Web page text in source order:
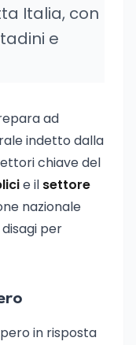
Italia, con
e
ad
indetto dalla
chiave del
e il settore
nazionale
per
in risposta